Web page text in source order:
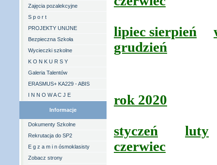
Zajęcia pozalekcyjne
S p o r t
PROJEKTY UNIJNE
Bezpieczna Szkoła
Wycieczki szkolne
K O N K U R S Y
Galeria Talentów
ERASMUS+ KA229 - ABIS
I N N O W A C J E
Informacje
Dokumenty Szkolne
Rekrutacja do SP2
E g z a m i n ósmoklasisty
Zobacz strony
lipiec sierpień
grudzień
rok 2020
styczeń
luty
czerwiec